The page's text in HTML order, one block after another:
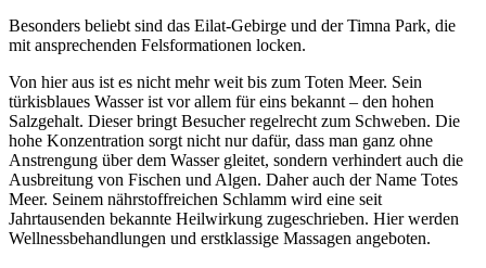
Besonders beliebt sind das Eilat-Gebirge und der Timna Park, die
mit ansprechenden Felsformationen locken.
Von hier aus ist es nicht mehr weit bis zum Toten Meer. Sein
türkisblaues Wasser ist vor allem für eins bekannt – den hohen
Salzgehalt. Dieser bringt Besucher regelrecht zum Schweben. Die
hohe Konzentration sorgt nicht nur dafür, dass man ganz ohne
Anstrengung über dem Wasser gleitet, sondern verhindert auch die
Ausbreitung von Fischen und Algen. Daher auch der Name Totes
Meer. Seinem nährstoffreichen Schlamm wird eine seit
Jahrtausenden bekannte Heilwirkung zugeschrieben. Hier werden
Wellnessbehandlungen und erstklassige Massagen angeboten.